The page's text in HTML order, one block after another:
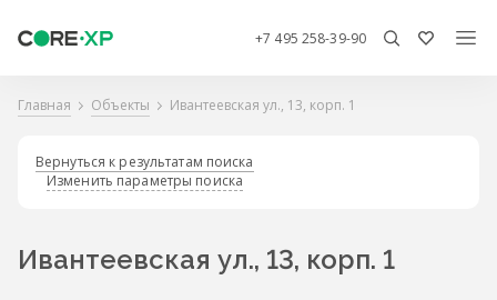
+7 495 258-39-90
Главная Объекты Ивантеевская ул., 13, корп. 1
Вернуться к результатам поиска
Изменить параметры поиска
Ивантеевская ул., 13, корп. 1